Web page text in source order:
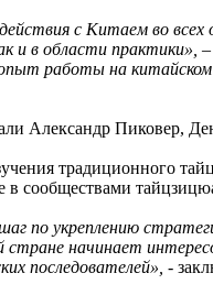
с Китаем во
и в области практики»,
работы на
Александр Пиковер,
традиционного
в сообществами
по укреплению
стране начинает
последователей», -